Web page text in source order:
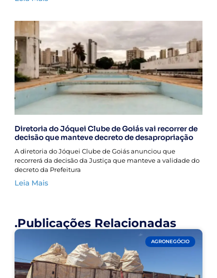
Diretoria do Jóquei Clube de Goiás vai recorrer de
decisão que manteve decreto de desapropriação
A diretoria do Jóquei Clube de Goiás anunciou que
recorrerá da decisão da Justiça que manteve a validade do
decreto da Prefeitura
Leia Mais
.Publicações Relacionadas
AGRONEGÓCIO